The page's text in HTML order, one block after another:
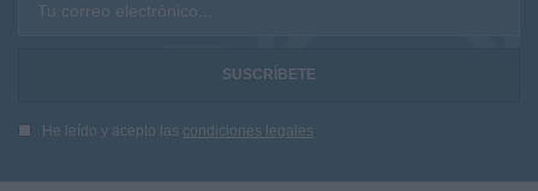
Tu correo electrónico...
He leído y acepto las condiciones legales